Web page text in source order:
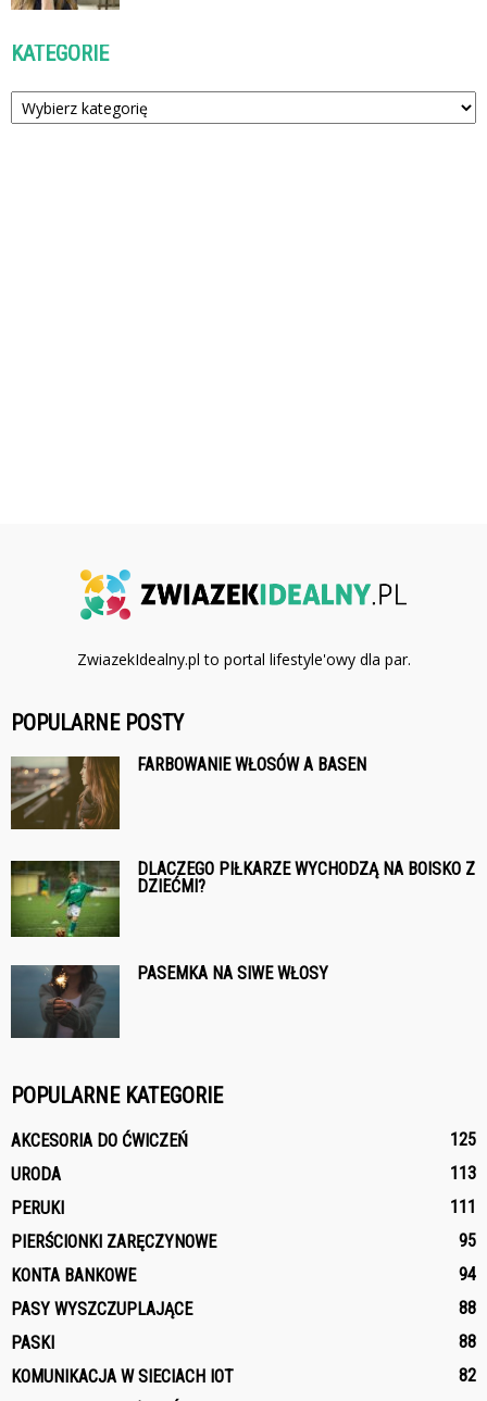
KATEGORIE
Kategorie
ZwiazekIdealny.pl to portal lifestyle'owy dla par.
POPULARNE POSTY
FARBOWANIE WŁOSÓW A BASEN
DLACZEGO PIŁKARZE WYCHODZĄ NA BOISKO Z
DZIEĆMI?
PASEMKA NA SIWE WŁOSY
POPULARNE KATEGORIE
AKCESORIA DO ĆWICZEŃ
125
URODA
113
PERUKI
111
PIERŚCIONKI ZARĘCZYNOWE
95
KONTA BANKOWE
94
PASY WYSZCZUPLAJĄCE
88
PASKI
88
KOMUNIKACJA W SIECIACH IOT
82